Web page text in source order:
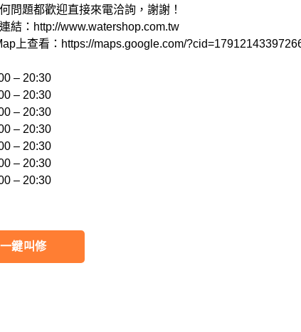
問題都歡迎直接來電洽詢，謝謝！
結：http://www.watershop.com.tw
上查看：https://maps.google.com/
– 20:30
– 20:30
– 20:30
– 20:30
– 20:30
– 20:30
一鍵叫修